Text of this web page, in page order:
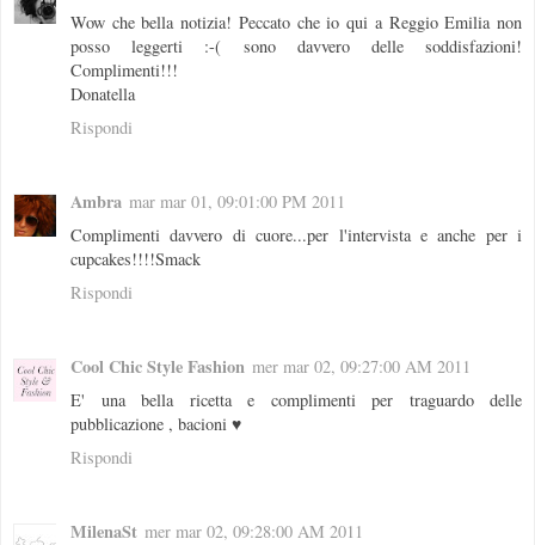
Wow che bella notizia! Peccato che io qui a Reggio Emilia non
posso leggerti :-( sono davvero delle soddisfazioni!
Complimenti!!!
Donatella
Rispondi
Ambra mar mar 01, 09:01:00 PM 2011
Complimenti davvero di cuore...per l'intervista e anche per i
cupcakes!!!!Smack
Rispondi
Cool Chic Style Fashion mer mar 02, 09:27:00 AM 2011
E' una bella ricetta e complimenti per traguardo delle
pubblicazione , bacioni ♥
Rispondi
MilenaSt mer mar 02, 09:28:00 AM 2011